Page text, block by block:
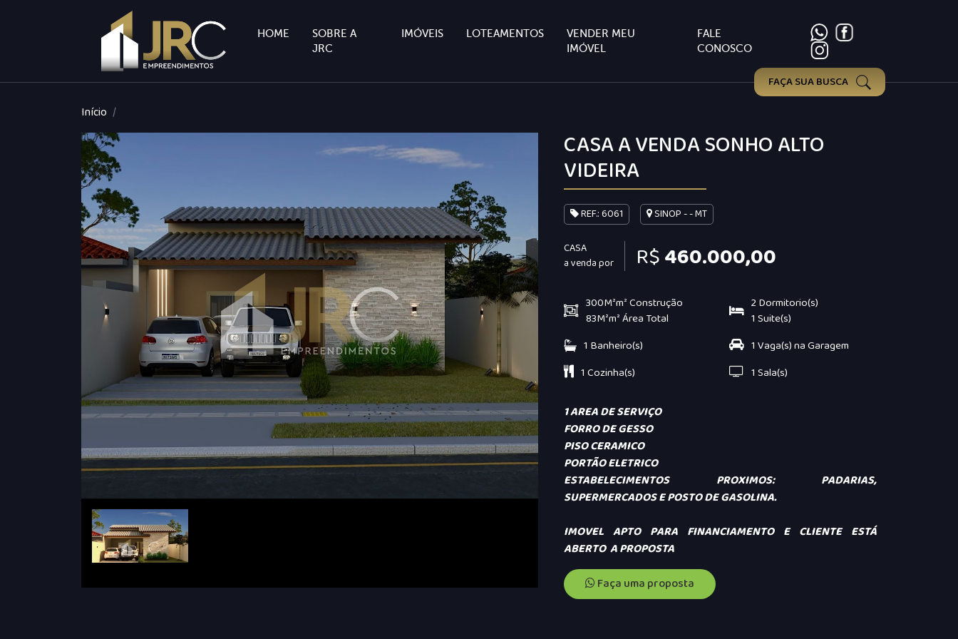
FAÇA SUA BUSCA
HOME
SOBRE A
JRC
IMÓVEIS LOTEAMENTOS
VENDER MEU
IMÓVEL
FALE
CONOSCO
Início
CASA A VENDA SONHO ALTO
VIDEIRA
REF.: 6061
SINOP - - MT
CASA
a venda por
R$460.000,00
300M²m² Construção
83M²m² Área Total
2 Dormitorio(s)
1 Suite(s)
1 Banheiro(s)
1 Vaga(s) na Garagem
1 Cozinha(s)
1 Sala(s)
1 AREA DE SERVIÇO
FORRO DE GESSO
PISO CERAMICO
PORTÃO ELETRICO
ESTABELECIMENTOS PROXIMOS: PADARIAS,
SUPERMERCADOS E POSTO DE GASOLINA.
IMOVEL APTO PARA FINANCIAMENTO E CLIENTE ESTÁ
ABERTO A PROPOSTA
Faça uma proposta